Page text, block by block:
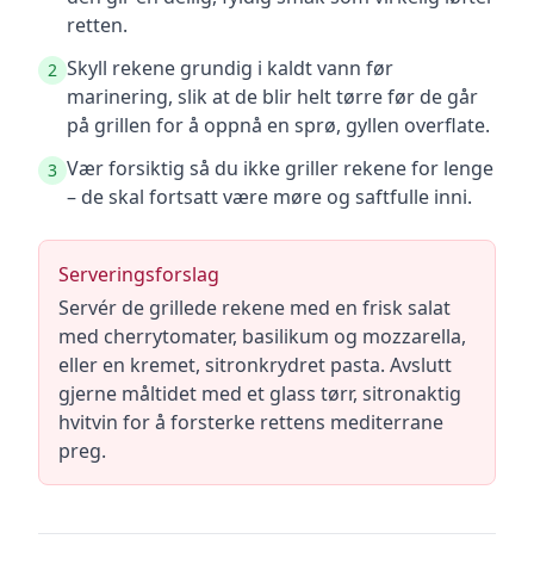
retten.
2 Skyll rekene grundig i kaldt vann før
marinering, slik at de blir helt tørre før de går
på grillen for å oppnå en sprø, gyllen overflate.
3 Vær forsiktig så du ikke griller rekene for lenge
– de skal fortsatt være møre og saftfulle inni.
Serveringsforslag
Servér de grillede rekene med en frisk salat
med cherrytomater, basilikum og mozzarella,
eller en kremet, sitronkrydret pasta. Avslutt
gjerne måltidet med et glass tørr, sitronaktig
hvitvin for å forsterke rettens mediterrane
preg.